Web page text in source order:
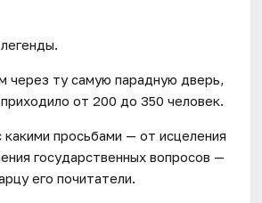
через ту самую парадную дверь,
от 200 до 350 человек.
просьбами — от исцеления
государственных вопросов —
его почитатели.